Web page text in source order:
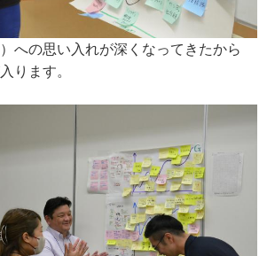
への思い入れが深くなってきたから
ります。